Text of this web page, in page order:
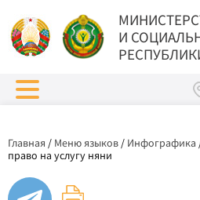
И
Главная / Меню языков / Инфографика
право на услугу няни